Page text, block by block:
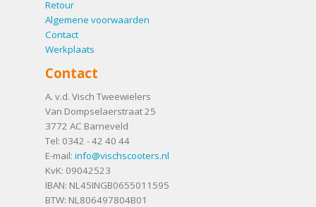
Retour
Algemene voorwaarden
Contact
Werkplaats
Contact
A. v.d. Visch Tweewielers
Van Dompselaerstraat 25
3772 AC Barneveld
Tel: 0342 - 42 40 44
E-mail: info@vischscooters.nl
KvK: 09042523
IBAN: NL45INGB0655011595
BTW: NL806497804B01